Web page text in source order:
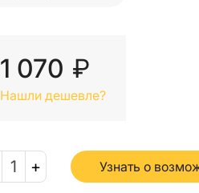
1 070 ₽
Нашли дешевле?
1 + Узнать о